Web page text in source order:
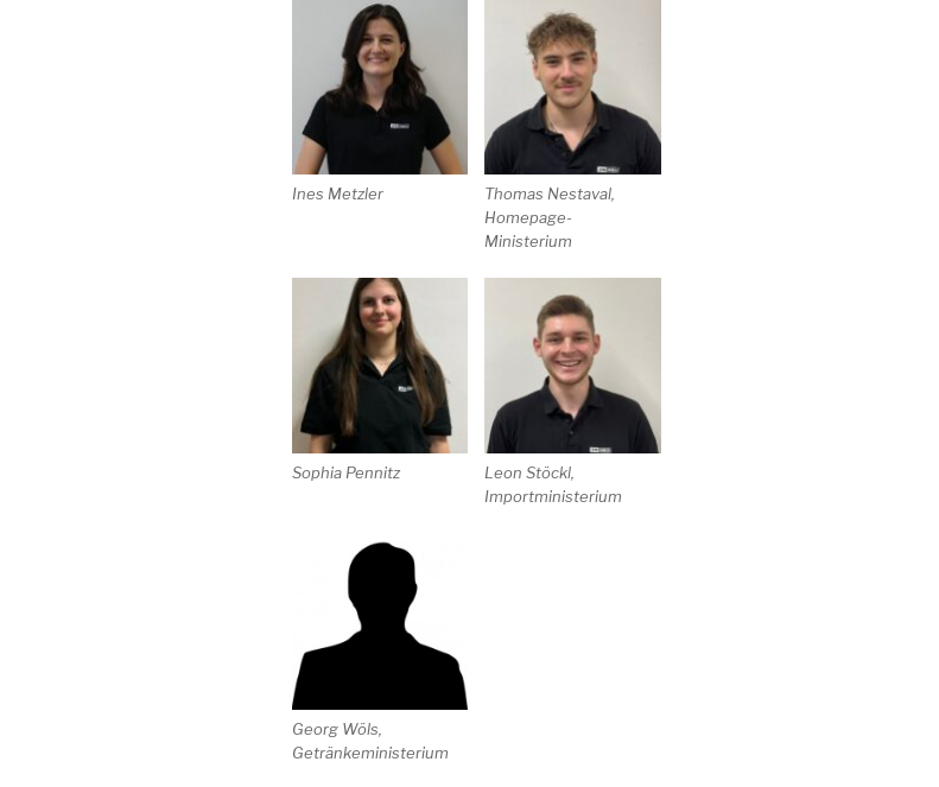
Ines Metzler
Thomas Nestaval,
Homepage-
Ministerium
Sophia Pennitz
Leon Stöckl,
Importministerium
Georg Wöls,
Getränkeministerium